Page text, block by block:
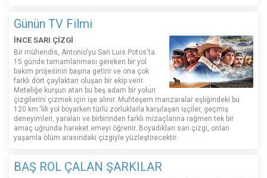
Günün TV Filmi
İNCE SARI ÇİZGİ
Bir mühendis, Antonio'yu San Luis Potos'ta
15 günde tamamlanması gereken bir yol
bakım projesinin başına getirir ve ona çok
farklı dört çaylaktan oluşan bir ekip verir.
Meteliğe kurşun atan bu beş adam bir yolun
çizgilerini çizmek için işe alınır. Muhteşem manzaralar eşliğindeki bu
120 km.'lik yol boyarken türlü zorluklarla karşılaşan işçiler, geçmiş
deneyimleri, yaraları ve birbirinden farklı mizaçlarına rağmen tek bir
amaç uğrunda hareket emeyi öğrenir. Boyadıkları sarı çizgi, onları
yaşamla ölüm arasındaki çizgiyle yüzleştirecektir.
BAŞ ROL ÇALAN ŞARKILAR